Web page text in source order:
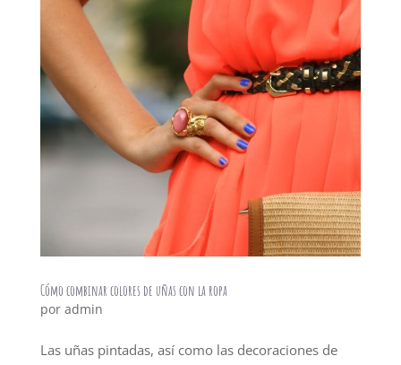
Cómo combinar colores de uñas con la ropa
por admin
Las uñas pintadas, así como las decoraciones de